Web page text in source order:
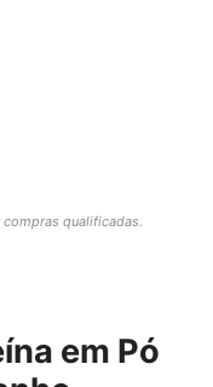
qualificadas.
em Pó